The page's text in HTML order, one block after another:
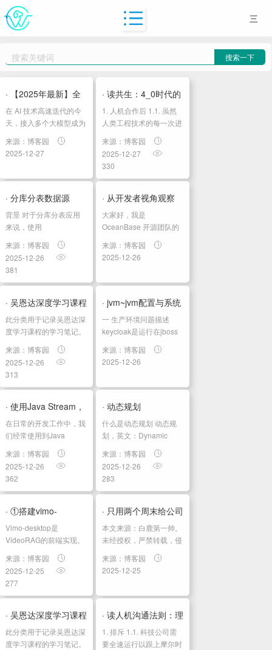
代
erlo
动
态
技
术
栈
PHP
python
Jquery
SEO
Java
IOS
linux
小
程
序
人
工
H5
游
戏
体
搜索一下
· 【2025年最新】全
面解析 poloapi.top...
在 AI 技术高速迭代的今
天，接入多个大模型成为
技术产品的重要能力，无
论是构建智能客服、生成
式内容中台，还是开发自
GPT、Claude、
Gemini、其他语言或多
来源：博客园
2025-12-27
· 读共生：4_0时代的
人机关系02人机合作
后
1. 人机合作后 1.1. 虽然
人类工程技术的每一次进
步都需要解决难度更大的
问题，但渴望解决问题的
精神始终推动着人类不断
创新 1.1.1. 目标一如既往
地不是取代人...
来源：博客园
2025-12-27
330
· 分库分表数据源
ShardingSphereData...
背景 对于分库分表应用
来说，使用
是一个不错...
来源：博客园
2025-12-26
381
· 从开发者视角观察
OceanBase 开源的
AI...
大家好，我是
OceanBase 开源团队的
一名研发同学，最近一年
紧跟公司的 DATA X AI 战
略在做相关的研发工作，
视角和大家聊一聊我眼中
的 OceanBase 在近期
来源：博客园
2025-12-26
· 吴恩达深度学习课程
四：计算机视觉 第三
周：检测算法...
此分类用于记录吴恩达深
度学习课程的学习笔记。
课程相关信息链接如下：
原课程视频链接：[双语
字幕]吴恩达深度学习
deeplearning.ai github
课程资料，含课件与笔
记:吴恩达深度学习教...
来源：博客园
2025-12-26
313
· jvm~jvm配置与系统
配置的关系
一 生产环境问题描述
keycloak是运行在jboss
上面，并且部署到了容器
里，在k8s上面进行编
排，现在遇到gc在某个时
CPU接近100%，容器导
致存活探针失败，容器最
来源：博客园
2025-12-26
· 使用Java Stream，
将集合转换为一对一
Ma...
在日常的开发工作中，我
们经常使用到Java
Stream，特别是Stream
API中提供的
Collectors.toList()收集
器， 但有些场景下，我
们需要将集合转换为
Map，这时候就需要使
来源：博客园
2025-12-26
362
· 动态规划
什么是动态规划 动态规
划，英文：Dynamic
Programming，简称
DP，如果某一问题有很
多重叠子问题，使用动态
规划是最有效的。 所以
动态规划中每一个状态一
定是由上一个状态推导出
来源：博客园
2025-12-26
283
· ①搭建vimo-
desktop本地运行环境
Vimo-desktop是
VideoRAG的前端实现。
目前该项目仍是不稳定阶
段，在环境配置上也遇到
了很多问题。 一、conda
环境配置 conda create --
name vimo pyth...
来源：博客园
2025-12-25
277
· 只用两个周末给公司
省了450$/月：从多数
据库架构...
本文来源：白鹿第一帅。
未经授权，严禁转载，侵
权必究！ 前言 传统 AI 应
用往往需要组合多个数据
库：PostgreSQL 存储结
做全文搜索，Milvus 做...
来源：博客园
2025-12-25
· 吴恩达深度学习课程
四：计算机视觉 第三
此分类用于记录吴恩达深
度学习课程的学习笔记。
· 读人机沟通法则：理
解数字世界的设计与
1. 排斥 1.1. 科技公司需
要全速运行以跟上摩尔时